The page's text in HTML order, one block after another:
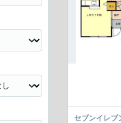
セブンイレブ